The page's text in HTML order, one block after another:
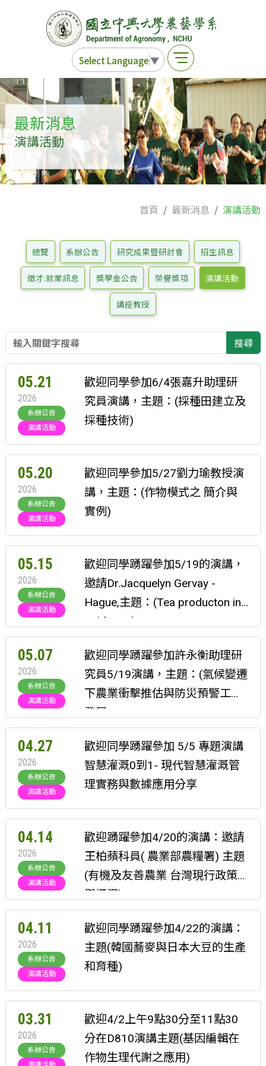
Select Language▼
最新消息
演講活動
首頁 最新消息 演講活動
總覽 系辦公告 研究成果暨研討會 招生訊息
徵才.就業訊息 獎學金公告 榮譽獎項 演講活動
講座教授
搜尋
05.21
2026
系辦公告
演講活動
歡迎同學參加6/4張嘉升助理研
究員演講，主題：(採種田建立及
採種技術)
05.20
2026
系辦公告
演講活動
歡迎同學參加5/27劉力瑜教授演
講，主題：(作物模式之 簡介與
實例)
05.15
2026
系辦公告
演講活動
歡迎同學踴躍參加5/19的演講，
邀請Dr.Jacquelyn Gervay -
Hague,主題：(Tea producton in
California)
05.07
2026
系辦公告
演講活動
歡迎同學踴躍參加許永衡助理研
究員5/19演講，主題：(氣候變遷
下農業衝擊推估與防災預警工作
發展
04.27
2026
系辦公告
演講活動
歡迎同學踴躍參加 5/5 專題演講
智慧灌溉0到1- 現代智慧灌溉管
理實務與數據應用分享
04.14
2026
系辦公告
演講活動
歡迎踴躍參加4/20的演講：邀請
王柏蘋科員( 農業部農糧署) 主題
(有機及友善農業 台灣現行政策
與概況)
04.11
2026
系辦公告
演講活動
歡迎同學踴躍參加4/22的演講：
主題(韓國蕎麥與日本大豆的生產
和育種)
03.31
2026
系辦公告
歡迎4/2上午9點30分至11點30
分在D810演講主題(基因編輯在
作物生理代謝之應用)